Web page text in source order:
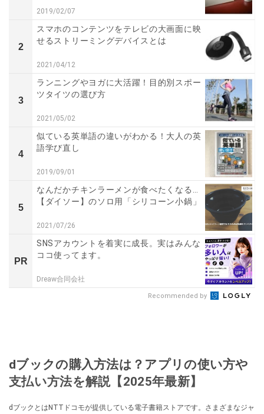
2019/02/07
2
スマホのコンテンツをテレビの大画面に映
せるストリーミングデバイスとは
2021/04/12
3
ランニングやヨガに大活躍！目的別スポー
ツタイツの選び方
2021/05/02
4
似ている英単語の違いがわかる！大人の英
語学び直し
2019/09/01
5
なんだかチキンラーメンが食べたくなる…
【ダイソー】のソロ用「シリコーン小鍋」
2021/07/26
PR
SNSアカウントを着実に成長。実はみんな
ココ使ってます。
Dreaw合同会社
Recommended by
dブックの購入方法は？アプリの使い方や
支払い方法を解説【2025年最新】
dブックとはNTTドコモが提供している電子書籍ストアです。さまざまなジャ